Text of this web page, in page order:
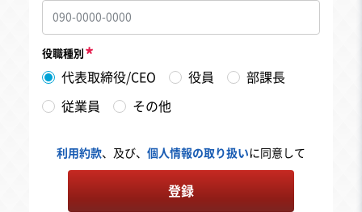
役職種別
代表取締役/CEO 役員 部課長
従業員 その他
利用約款、及び、 個人情報の取り扱いに同意して
登録